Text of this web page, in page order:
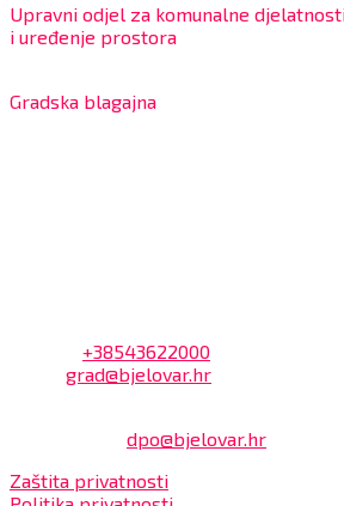
Upravni odjel za komunalne
i uređenje prostora
Gradska blagajna
+38543622000
grad@bjelovar.hr
dpo@bjelovar.hr
Zaštita privatnosti